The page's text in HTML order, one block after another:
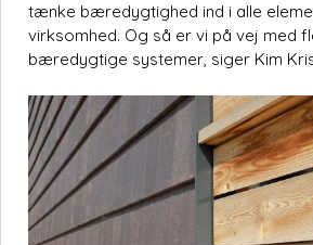
tænke bæredygtighed ind i alle
virksomhed. Og så er vi på vej med
bæredygtige systemer, siger Kim